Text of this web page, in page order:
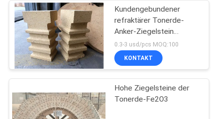
Kundengebundener
refraktärer Tonerde-
Anker-Ziegelstein
benutzt für
Aluminiumschmelzofen
0.3-3 usd/pcs MOQ:100
KONTAKT
Hohe Ziegelsteine der
Tonerde-Fe2O3